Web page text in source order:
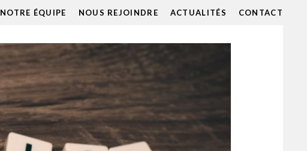
NOTRE ÉQUIPE NOUS REJOINDRE ACTUALITÉS CONTACT